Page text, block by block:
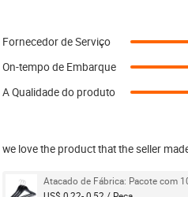
Fornecedor de Serviço
On-tempo de Embarque
A Qualidade do produto
we love the product that the seller
Atacado de Fábrica: Pacote com